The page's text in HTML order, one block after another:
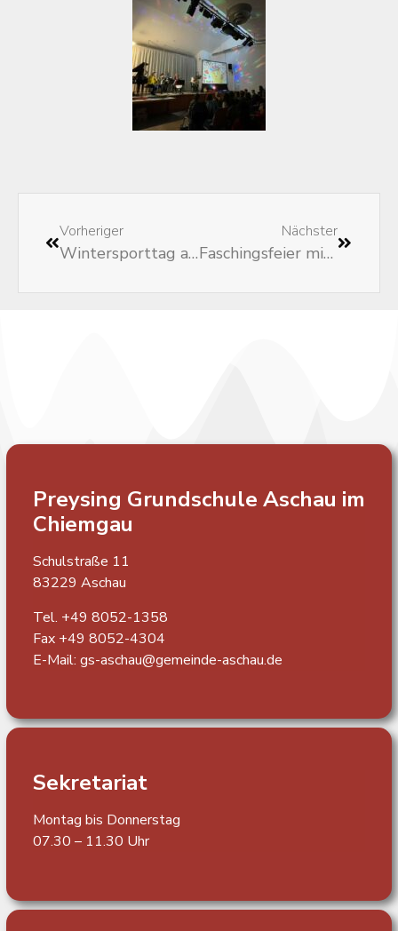
Vorheriger
Wintersporttag am 11. Januar
Nächster
Faschingsfeier mit Auftritt der Aschauer Garde
Preysing Grundschule Aschau im
Chiemgau
Schulstraße 11
83229 Aschau
Tel. +49 8052-1358
Fax +49 8052-4304
E-Mail: gs-aschau@gemeinde-aschau.de
Sekretariat
Montag bis Donnerstag
07.30 – 11.30 Uhr